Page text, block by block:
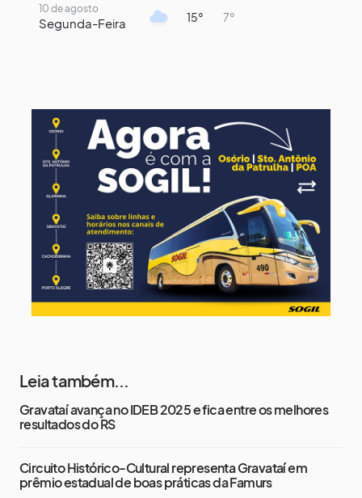
10 de agosto
Segunda-Feira 15° 7°
Quarta-Feira 14° 12°
13 de agosto
Quinta-Feira 18° 13°
14 de agosto
Sexta-Feira 17° 13°
Leia também...
Gravataí avança no IDEB 2025 e fica entre os melhores
resultados do RS
Circuito Histórico-Cultural representa Gravataí em
prêmio estadual de boas práticas da Famurs